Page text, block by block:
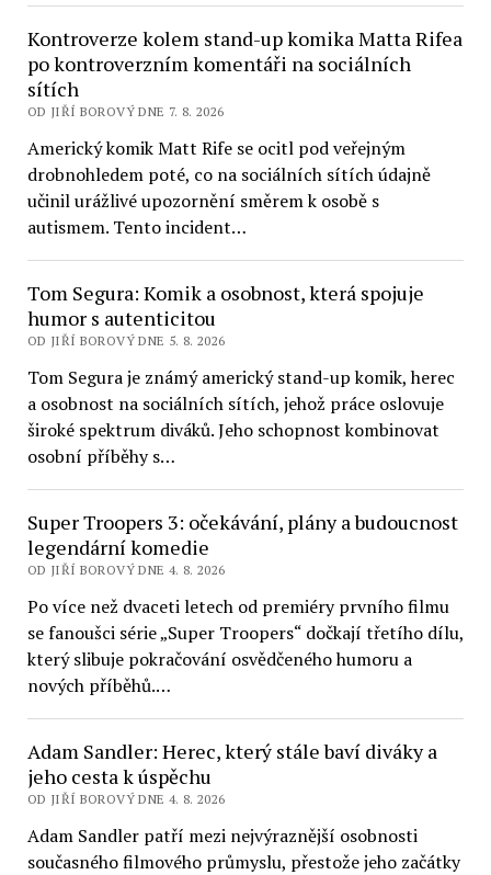
Kontroverze kolem stand-up komika Matta Rifea
po kontroverzním komentáři na sociálních
sítích
OD JIŘÍ BOROVÝ DNE 7. 8. 2026
Americký komik Matt Rife se ocitl pod veřejným
drobnohledem poté, co na sociálních sítích údajně
učinil urážlivé upozornění směrem k osobě s
autismem. Tento incident…
Tom Segura: Komik a osobnost, která spojuje
humor s autenticitou
OD JIŘÍ BOROVÝ DNE 5. 8. 2026
Tom Segura je známý americký stand-up komik, herec
a osobnost na sociálních sítích, jehož práce oslovuje
široké spektrum diváků. Jeho schopnost kombinovat
osobní příběhy s…
Super Troopers 3: očekávání, plány a budoucnost
legendární komedie
OD JIŘÍ BOROVÝ DNE 4. 8. 2026
Po více než dvaceti letech od premiéry prvního filmu
se fanoušci série „Super Troopers“ dočkají třetího dílu,
který slibuje pokračování osvědčeného humoru a
nových příběhů.…
Adam Sandler: Herec, který stále baví diváky a
jeho cesta k úspěchu
OD JIŘÍ BOROVÝ DNE 4. 8. 2026
Adam Sandler patří mezi nejvýraznější osobnosti
současného filmového průmyslu, přestože jeho začátky